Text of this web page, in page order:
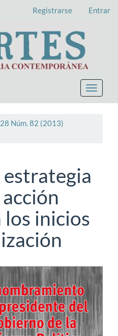
Registrarse Entrar
Toggle
Núm. 82 (2013)
acción
inicios